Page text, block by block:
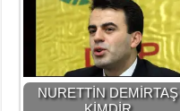
NURETTİN DEMİRTAŞ